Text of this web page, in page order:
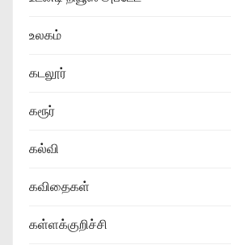
உலகம்
கடலூர்
கரூர்
கல்வி
கவிதைகள்
கள்ளக்குறிச்சி